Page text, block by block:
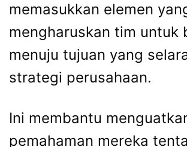
memasukkan elemen
mengharuskan tim untuk
menuju tujuan yang
strategi perusahaan.
Ini membantu
pemahaman mereka